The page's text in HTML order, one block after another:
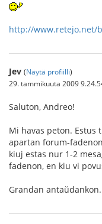
http://www.retejo.net/
Jev (Näytä profiilli)
29. tammikuuta 2009
Saluton, Andreo!
Mi havas peton. Estus
apartan forum-
kiuj estas nur 1-2
fadenon, en kiu vi
Grandan antaŭdankon.